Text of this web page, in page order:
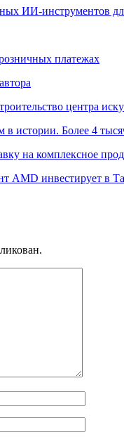
ИИ-инструментов
платежах
центра
истории. Более 4
на комплексное
AMD инвестирует в